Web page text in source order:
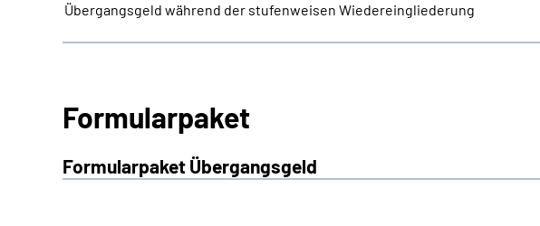
Übergangsgeld während der stufenweisen Wiedereingliederung
Formularpaket
Formularpaket Übergangsgeld